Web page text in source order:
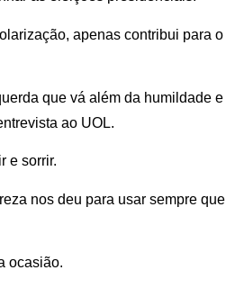
apenas contribui para o
que vá além da humildade e
ao UOL.
e sorrir.
nos deu para usar sempre que
ocasião.